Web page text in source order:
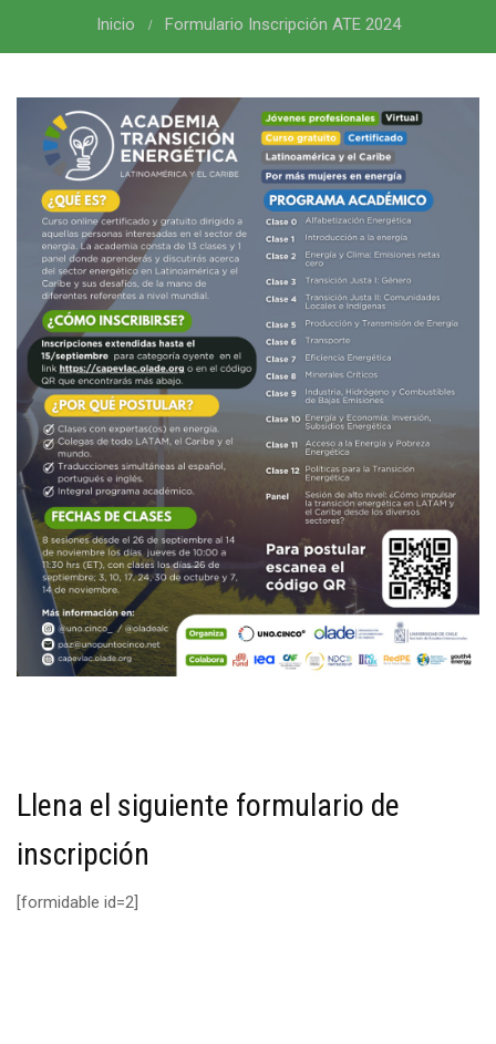
Inicio Formulario Inscripción ATE 2024
Llena el siguiente formulario de
inscripción
[formidable id=2]